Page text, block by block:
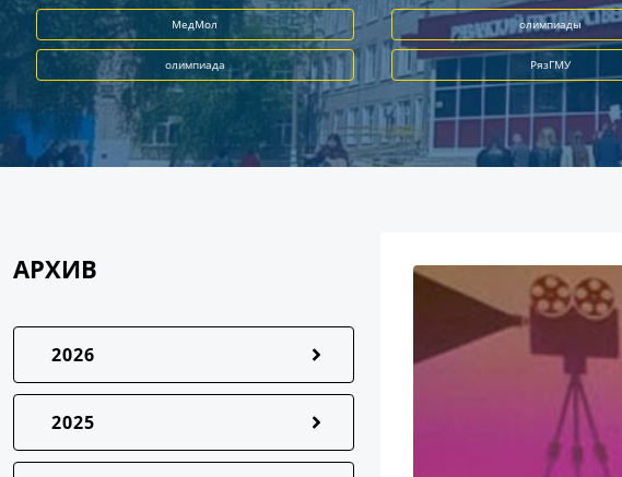
МедМол олимпиады
олимпиада РязГМУ
АРХИВ
2026
2025